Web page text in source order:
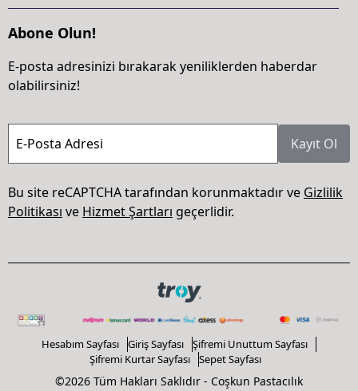
Abone Olun!
E-posta adresinizi bırakarak yeniliklerden haberdar
olabilirsiniz!
E-Posta Adresi Kayıt Ol
Bu site reCAPTCHA tarafından korunmaktadır ve Gizlilik
Politikası ve Hizmet Şartları geçerlidir.
Hesabım Sayfası Giriş Sayfası
Şifremi Unuttum Sayfası
Şifremi Kurtar Sayfası
Sepet Sayfası
©2026 Tüm Hakları Saklıdır - Coşkun Pastacılık